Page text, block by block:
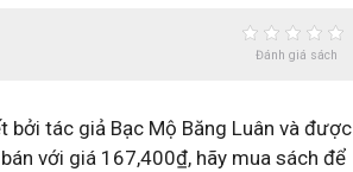
Đánh giá sách
bởi tác giả Bạc Mộ Băng Luân và được
với giá 167,400₫, hãy mua sách để